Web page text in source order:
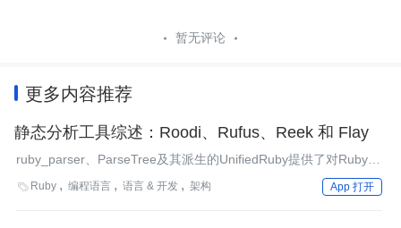
暂无评论
更多内容推荐
静态分析工具综述：Roodi、Rufus、Reek 和 Flay
ruby_parser、ParseTree及其派生的UnifiedRuby提供了对Ruby源
代码AST的访问，让我们来关注四个纯Ruby实现的静态分析工
 Ruby 编程语言 语言 & 开发 架构 App 打开